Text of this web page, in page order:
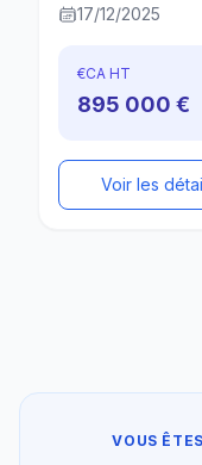
17/12/2025
€CA HT
895 000 €
Voir les
VOUS